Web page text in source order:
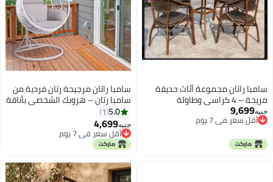
سامبا راتان مجموعة أثاث حديقة
مريحة – 4 كراسي وطاولة
للاسترخاء في الهواء الطلق باللون
البني
جنيه9,699
أقل سعر في 7 يوم
أقل سعر في 7 يوم
سامبا راتان مرجيحة رتان فردية من
سامبا رتان – هروبك الشخصي بأناقة
5.0
1
جنيه4,699
أقل سعر في 7 يوم
أقل سعر في 7 يوم